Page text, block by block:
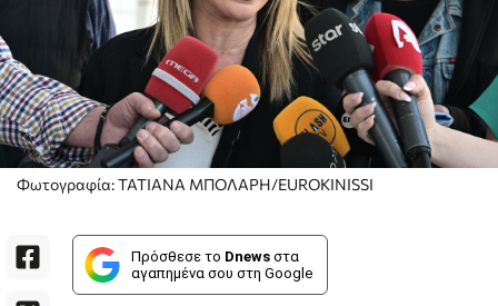
Φωτογραφία: ΤΑΤΙΑΝΑ ΜΠΟΛΑΡΗ/EUROKINISSI
Πρόσθεσε το Dnews στα
αγαπημένα σου στη Google